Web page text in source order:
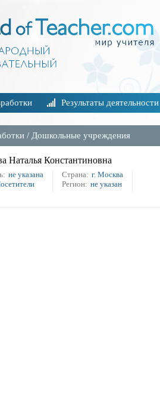
Результаты деятельности
/ Дошкольные учреждения
Наталья Константиновна
не указана
Страна: г. Москва
Регион: не указан